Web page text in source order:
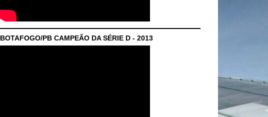
BOTAFOGO/PB CAMPEÃO DA SÉRIE D - 2013